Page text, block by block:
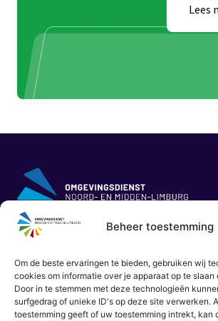
Beheer toestemming
Om de beste ervaringen te bieden, gebruiken wij
cookies om informatie over je apparaat op te slaan
Door in te stemmen met deze technologieën
surfgedrag of unieke ID's op deze site verwerken.
toestemming geeft of uw toestemming intrekt, kan
Lees meer
Lees
www.odnml.nl|info@odnml.nl
Disclaimer |Privacy-verklaring|Cookie-
Inkoopvoorwaarden|Inkoopbeleid| website